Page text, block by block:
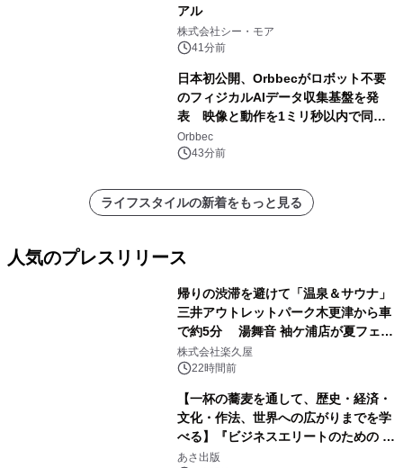
アル
株式会社シー・モア
41分前
日本初公開、Orbbecがロボット不要
のフィジカルAIデータ収集基盤を発
表 映像と動作を1ミリ秒以内で同
期、約200グラムの試作機をROSCon
JP 2026で実演
Orbbec
43分前
ライフスタイルの新着をもっと見る
人気のプレスリリース
帰りの渋滞を避けて「温泉＆サウナ」
三井アウトレットパーク木更津から車
で約5分 湯舞音 袖ケ浦店が夏フェア
メニューを提供
株式会社楽久屋
22時間前
【一杯の蕎麦を通して、歴史・経済・
文化・作法、世界への広がりまでを学
べる】『ビジネスエリートのための 教
養としての蕎麦』2026年8月25日
あさ出版